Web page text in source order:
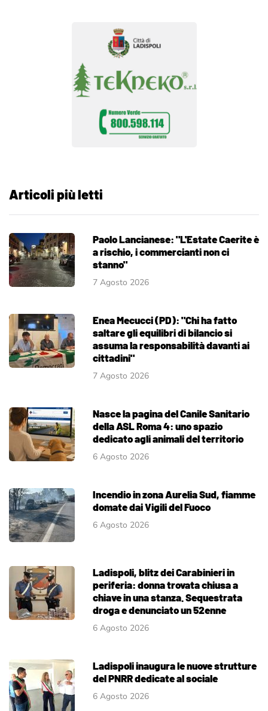
Articoli più letti
Paolo Lancianese: "L'Estate Caerite è
a rischio, i commercianti non ci
stanno"
7 Agosto 2026
Enea Mecucci (PD): "Chi ha fatto
saltare gli equilibri di bilancio si
assuma la responsabilità davanti ai
cittadini"
7 Agosto 2026
Nasce la pagina del Canile Sanitario
della ASL Roma 4: uno spazio
dedicato agli animali del territorio
6 Agosto 2026
Incendio in zona Aurelia Sud, fiamme
domate dai Vigili del Fuoco
6 Agosto 2026
Ladispoli, blitz dei Carabinieri in
periferia: donna trovata chiusa a
chiave in una stanza. Sequestrata
droga e denunciato un 52enne
6 Agosto 2026
Ladispoli inaugura le nuove strutture
del PNRR dedicate al sociale
6 Agosto 2026